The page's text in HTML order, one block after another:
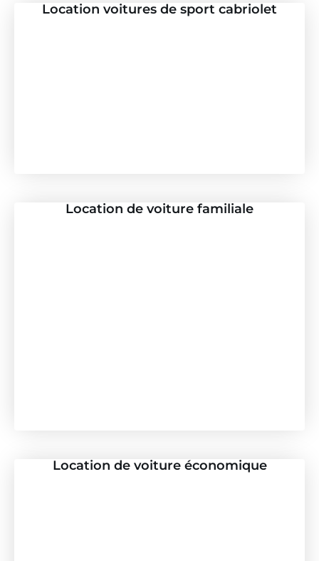
Location voitures de sport cabriolet
Location de voiture familiale
Location de voiture économique